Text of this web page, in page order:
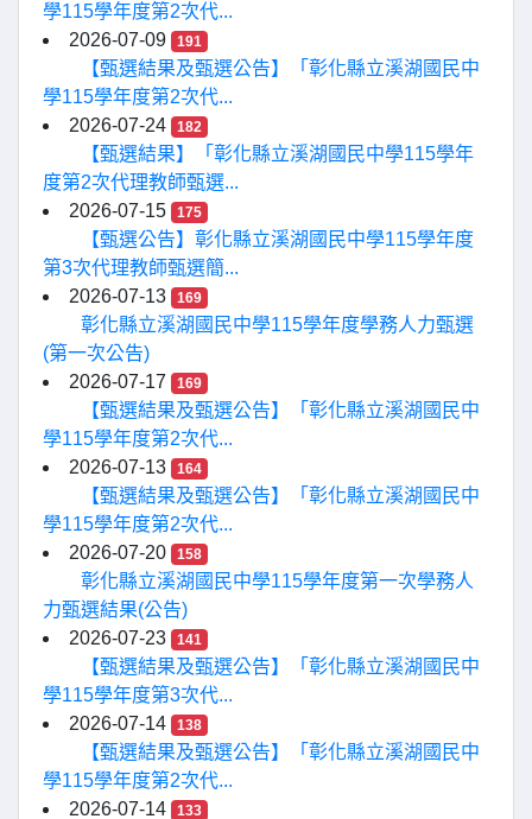
學115學年度第2次代...
2026-07-09
191
【甄選結果及甄選公告】「彰化縣立溪湖國民中
學115學年度第2次代...
2026-07-24
182
【甄選結果】「彰化縣立溪湖國民中學115學年
度第2次代理教師甄選...
2026-07-15
175
【甄選公告】彰化縣立溪湖國民中學115學年度
第3次代理教師甄選簡...
2026-07-13
169
彰化縣立溪湖國民中學115學年度學務人力甄選
(第一次公告)
2026-07-17
169
【甄選結果及甄選公告】「彰化縣立溪湖國民中
學115學年度第2次代...
2026-07-13
164
【甄選結果及甄選公告】「彰化縣立溪湖國民中
學115學年度第2次代...
2026-07-20
158
彰化縣立溪湖國民中學115學年度第一次學務人
力甄選結果(公告)
2026-07-23
141
【甄選結果及甄選公告】「彰化縣立溪湖國民中
學115學年度第3次代...
2026-07-14
138
【甄選結果及甄選公告】「彰化縣立溪湖國民中
學115學年度第2次代...
2026-07-14
133